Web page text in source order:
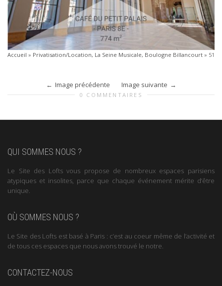
Accueil » Privatisation/Location, La Seine Musicale, Boulogne Billancourt » 51
Image précédente Image suivante
0 COMMENTAIRES
QUI SOMMES NOUS ?
Le Site des Lofts vous propose de nombreux espaces parisiens
atypiques et insolites, parce que chaque événement mérite d’être
unique.
OÙ SOMMES NOUS ?
Le Site des Lofts est basé à Paris : c’est au coeur même de l’activité et
de tous ces espaces que nous avons trouvé le notre.
CONTACTEZ-NOUS